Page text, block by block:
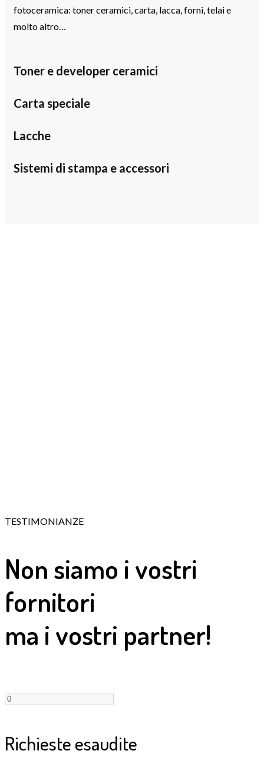
fotoceramica: toner ceramici, carta, lacca, forni, telai e
molto altro…
Toner e developer ceramici
Carta speciale
Lacche
Sistemi di stampa e accessori
TESTIMONIANZE
Non siamo i vostri
fornitori
ma i vostri partner!
Richieste esaudite